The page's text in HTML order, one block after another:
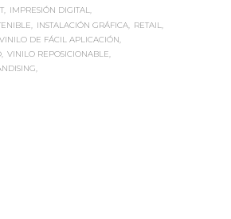
IMPRESIÓN DIGITAL
INSTALACIÓN GRÁFICA
RETAIL
VINILO DE FÁCIL APLICACIÓN
VINILO REPOSICIONABLE